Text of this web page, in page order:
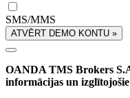
SMS/MMS
ATVĒRT DEMO KONTU »
OANDA TMS Brokers
informācijas un